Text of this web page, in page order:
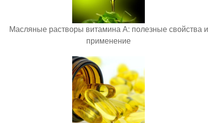
Масляные растворы витамина А: полезные свойства и
применение